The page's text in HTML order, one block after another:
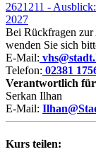
2621211 -
2027
Bei Rückfragen
wenden Sie sich
E-Mail:
Telefon: 02381
Verantwortlich für
Serkan Ilhan
E-Mail:
Kurs teilen: